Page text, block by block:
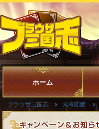
ホーム
ブラウザ三国志 武将図鑑